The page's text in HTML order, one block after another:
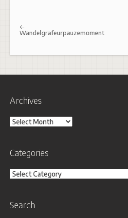
Post navigation
Wandelgrafeurpauzemoment
Archives
Archives
Categories
Categories
Search